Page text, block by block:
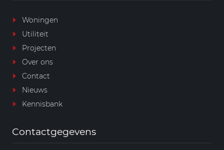
Woningen
Utiliteit
Projecten
Over ons
Contact
Nieuws
Kennisbank
Contactgegevens